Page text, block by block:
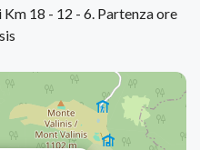
18 - 12 - 6. Partenza ore